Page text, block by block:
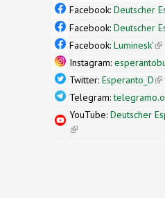
Facebook: Deutscher
Facebook: Deutscher
Facebook: Luminesk'
Instagram:
Twitter: Esperanto_D
Telegram:
YouTube: Deutscher
(link is external)